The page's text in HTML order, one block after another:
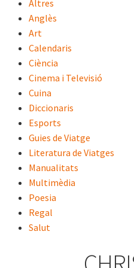
Altres
Anglès
Art
Calendaris
Ciència
Cinema i Televisió
Cuina
Diccionaris
Esports
Guies de Viatge
Literatura de Viatges
Manualitats
Multimèdia
Poesia
Regal
Salut